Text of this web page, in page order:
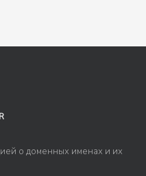
о доменных именах и их